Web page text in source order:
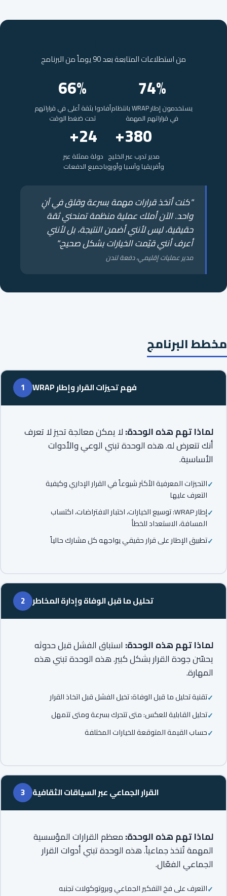
من استطلاعات المتابعة بعد 90 يوماً من البرنامج
74%
يستخدمون إطار WRAP بانتظام
في قراراتهم المهمة
66%
أفادوا بثقة أعلى في قراراتهم
تحت ضغط الوقت
380+
مدير تدرب عبر الخليج
وأفريقيا وآسيا وأوروبا
24+
دولة ممثلة عبر
جميع الدفعات
"كنت أتخذ قرارات مهمة بسرعة وقلق في آنٍ
واحد. الآن أملك عملية منظمة تمنحني ثقة
حقيقية، ليس لأنني أضمن النتيجة، بل لأنني
أعرف أنني قيّمت الخيارات بشكل صحيح."
مدير عمليات إقليمي، دفعة لندن
مخطط البرنامج
1 فهم تحيزات القرار وإطار WRAP
لماذا تهم هذه الوحدة:لا يمكن معالجة تحيز لا تعرف
أنك تتعرض له. هذه الوحدة تبني الوعي والأدوات
الأساسية.
التحيزات المعرفية الأكثر شيوعاً في القرار الإداري وكيفية
التعرف عليها
إطار WRAP: توسيع الخيارات، اختبار الافتراضات، اكتساب
المسافة، الاستعداد للخطأ
تطبيق الإطار على قرار حقيقي يواجهه كل مشارك حالياً
2 تحليل ما قبل الوفاة وإدارة المخاطر
لماذا تهم هذه الوحدة: استباق الفشل قبل حدوثه
يحسّن جودة القرار بشكل كبير. هذه الوحدة تبني هذه
المهارة.
تقنية تحليل ما قبل الوفاة: تخيل الفشل قبل اتخاذ القرار
تحليل القابلية للعكس: متى تتحرك بسرعة ومتى تتمهل
حساب القيمة المتوقعة للخيارات المختلفة
3 القرار الجماعي عبر السياقات الثقافية
لماذا تهم هذه الوحدة:معظم القرارات المؤسسية
المهمة تُتخذ جماعياً. هذه الوحدة تبني أدوات القرار
الجماعي الفعّال.
التعرف على فخ التفكير الجماعي وبروتوكولات تجنبه